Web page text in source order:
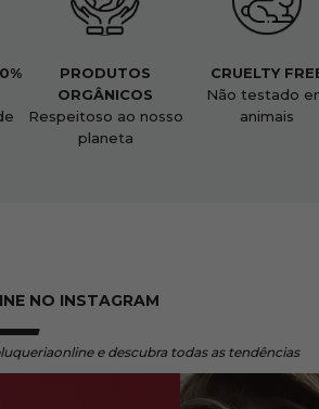
PRODUTOS
ORGÂNICOS
Respeitoso ao nosso
planeta
CRUELTY
Não testado
animais
NO INSTAGRAM
e descubra todas as tendências